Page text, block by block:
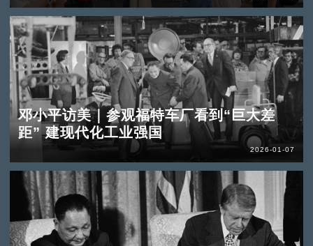
邓小平访美｜参观福特车厂看到“巨大差
距” 建现代化工业强国
2026-01-07